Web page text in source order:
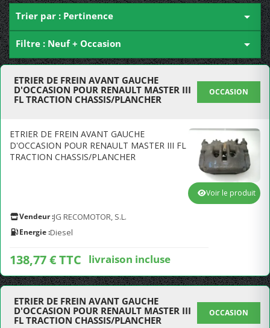
Trier par : Pertinence 
Filtre : Neuf + Occasion 
ETRIER DE FREIN AVANT GAUCHE
D'OCCASION POUR RENAULT MASTER III
FL TRACTION CHASSIS/PLANCHER
OCCASION
ETRIER DE FREIN AVANT GAUCHE
D'OCCASION POUR RENAULT MASTER III FL
TRACTION CHASSIS/PLANCHER
Vendeur :JG RECOMOTOR, S.L.
Energie :Diesel
138,77 € TTC livraison incluse
Voir le produit
ETRIER DE FREIN AVANT GAUCHE
D'OCCASION POUR RENAULT MASTER III
FL TRACTION CHASSIS/PLANCHER
OCCASION